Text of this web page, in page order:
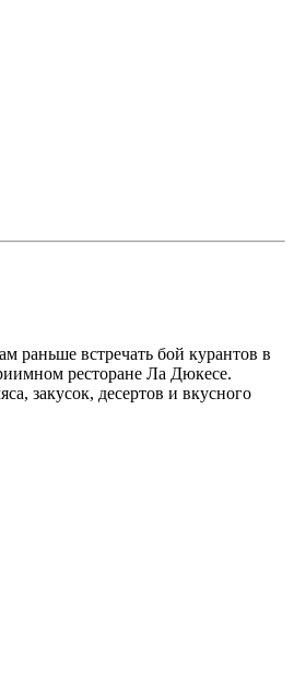
встречать бой курантов в
ресторане Ла Дюкесе.
закусок, десертов и вкусного